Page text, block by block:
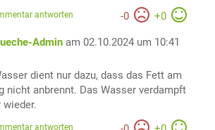
-0 +0
antworten
Admin am 02.10.2024 um 10:41
dient nur dazu, dass das Fett am
nicht anbrennt. Das Wasser verdampft
wieder.
antworten